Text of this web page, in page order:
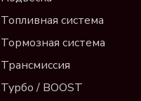
Топливная система
Тормозная система
Трансмиссия
Турбо / BOOST